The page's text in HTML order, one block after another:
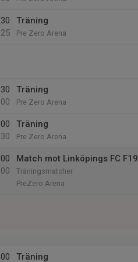
Träning
Pre Zero Arena
Träning
Pre Zero Arena
Träning
Pre Zero Arena
Match mot Linköpings FC F19
Träningsmatcher
PreZero Arena
Träning